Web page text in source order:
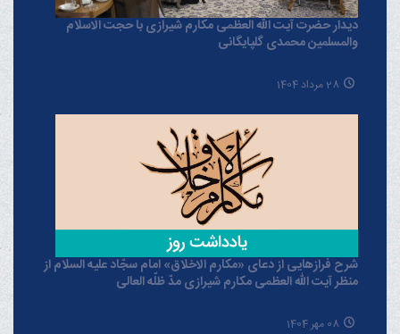
دیدار حضرت آیت الله العظمی مکارم شیرازی با حجت الاسلام
والمسلمین محمدی گلپایگانی
28 مرداد 1404
شرح فرازهایی از دعای «مکارم الاخلاق» امام سجّاد علیه السلام از
منظر آیت الله العظمی مکارم شیرازی مدّ ظلّه العالی
08 مهر 1404